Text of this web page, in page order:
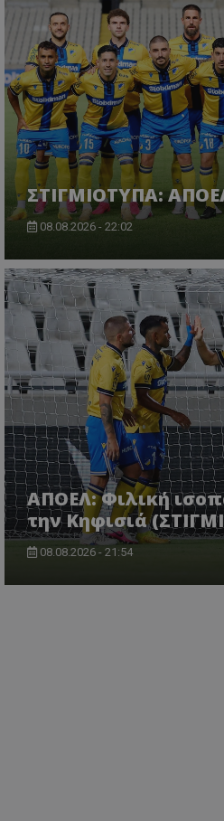
ΣΤΙΓΜΙΟΤΥΠΑ:
08.08.2026 - 22:02
ΑΠΟΕΛ: Φιλική
την Κηφισιά
08.08.2026 - 21:54